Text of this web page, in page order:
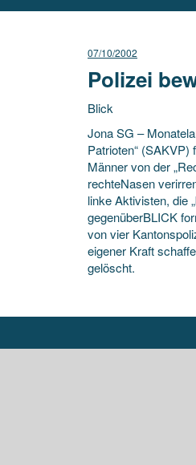
07/10/2002
Polizei
Blick
Jona SG –
Patrioten“ (SAKVP)
Männer von der
rechteNasen
linke Aktivisten, die
gegenüberBLICK
von vier
eigener Kraft
gelöscht.